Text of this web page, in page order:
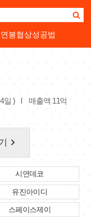
연봉협상성공법
일 )
매출액 11억
keyboard_arrow_right
시연데코
유진아이디
스페이스제이